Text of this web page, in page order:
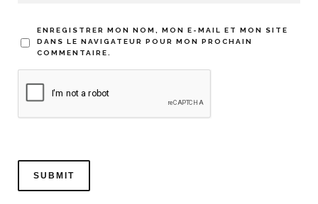
ENREGISTRER MON NOM, MON E-MAIL ET MON SITE
DANS LE NAVIGATEUR POUR MON PROCHAIN
COMMENTAIRE.